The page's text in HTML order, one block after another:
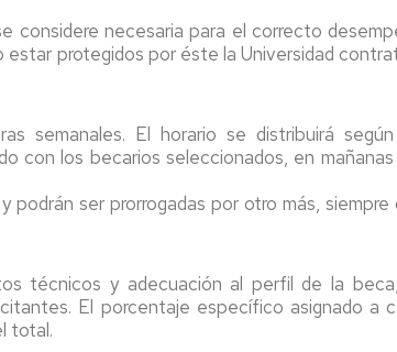
considere necesaria para el correcto
protegidos por éste la Universidad
semanales. El horario se distribuirá
con los becarios seleccionados, en
ser prorrogadas por otro más, siempre
técnicos y adecuación al perfil de la
El porcentaje específico asignado a
total.